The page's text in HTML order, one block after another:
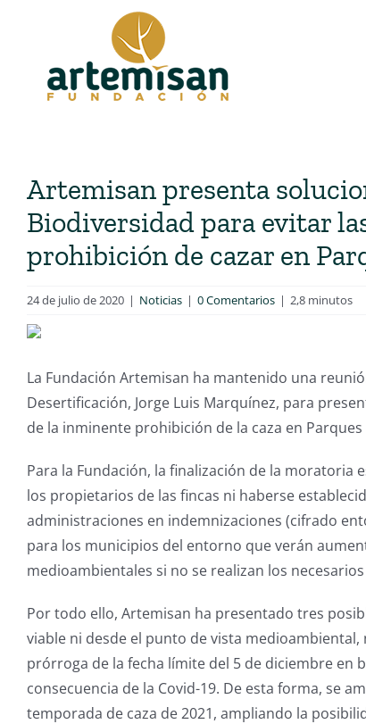
contenido
Artemisan presenta
Biodiversidad para evitar
prohibición de cazar en
24 de julio de 2020 | Noticias | 0 Comentarios | 2,8 minutos
La Fundación Artemisan ha mantenido una
Desertificación, Jorge Luis Marquínez, para
de la inminente prohibición de la caza en
Para la Fundación, la finalización de la moratoria
los propietarios de las fincas ni haberse
administraciones en indemnizaciones (cifrado
para los municipios del entorno que verán
medioambientales si no se realizan los
Por todo ello, Artemisan ha presentado tres
viable ni desde el punto de vista
prórroga de la fecha límite del 5 de diciembre en
consecuencia de la Covid-19. De esta forma, se
temporada de caza de 2021, ampliando la